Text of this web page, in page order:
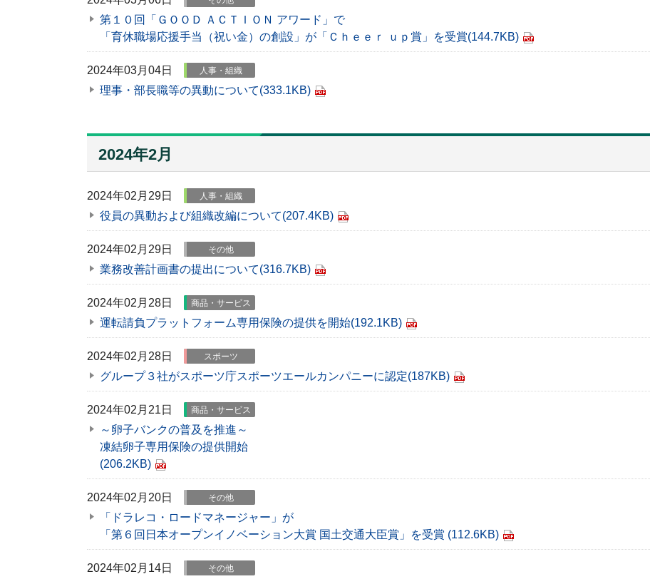
第１０回「ＧＯＯＤ ＡＣＴＩＯＮ アワード」で
「育休職場応援手当（祝い金）の創設」が「Ｃｈｅｅｒ ｕｐ賞」を受賞(144.7KB)
2024年03月04日 人事・組織
理事・部長職等の異動について(333.1KB)
2024年2月
2024年02月29日 人事・組織
役員の異動および組織改編について(207.4KB)
2024年02月29日 その他
業務改善計画書の提出について(316.7KB)
2024年02月28日 商品・サービス
運転請負プラットフォーム専用保険の提供を開始(192.1KB)
2024年02月28日 スポーツ
グループ３社がスポーツ庁スポーツエールカンパニーに認定(187KB)
2024年02月21日 商品・サービス
～卵子バンクの普及を推進～
凍結卵子専用保険の提供開始
(206.2KB)
2024年02月20日 その他
「ドラレコ・ロードマネージャー」が
「第６回日本オープンイノベーション大賞 国土交通大臣賞」を受賞 (112.6KB)
2024年02月14日 その他